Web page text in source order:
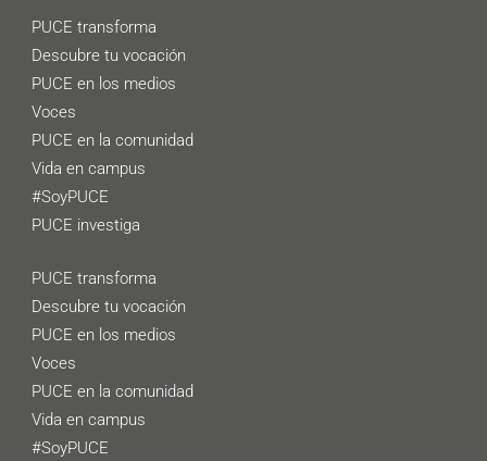
PUCE transforma
Descubre tu vocación
PUCE en los medios
Voces
PUCE en la comunidad
Vida en campus
#SoyPUCE
PUCE investiga
PUCE transforma
Descubre tu vocación
PUCE en los medios
Voces
PUCE en la comunidad
Vida en campus
#SoyPUCE